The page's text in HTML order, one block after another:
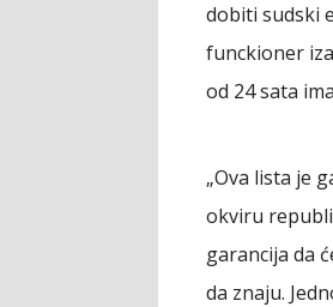
dobiti sudski
funckioner
od 24 sata
„Ova lista je
okviru
garancija da
da znaju.